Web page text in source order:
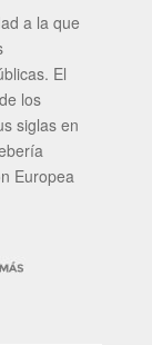
a la que
El
los
siglas en
Europea